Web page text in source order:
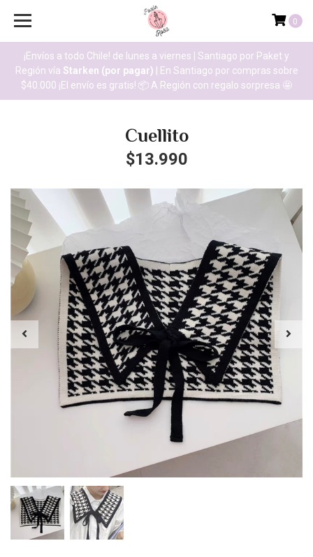
¡Envíos a todo Chile! de lunes a viernes
Santiago por Paket y
Región vía Starken (por pagar) | En Santiago por compras sobre
$40.000 ¡El envío es gratis! 📦 A Región con regalo sorpresa 🤩
0
Cuellito
$13.990